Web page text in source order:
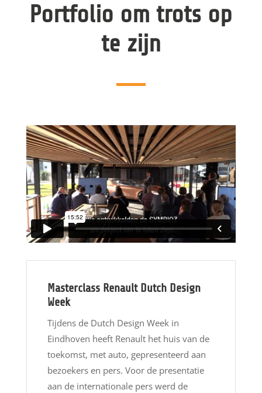
Portfolio om trots op
te zijn
Masterclass Renault Dutch Design
Week
Tijdens de Dutch Design Week in
Eindhoven heeft Renault het huis van de
toekomst, met auto, gepresenteerd aan
bezoekers en pers. Voor de presentatie
aan de internationale pers werd de